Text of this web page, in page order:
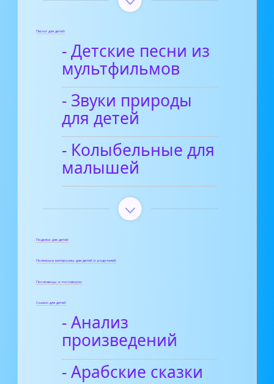
Песни для детей
- Детские песни из
мультфильмов
- Звуки природы
для детей
- Колыбельные для
малышей
Поделки для детей
Полезные материалы для детей и родителей
Пословицы и поговорки
Сказки для детей
- Анализ
произведений
- Арабские сказки